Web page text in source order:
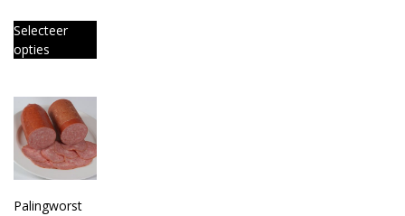
Selecteer
opties
Palingworst